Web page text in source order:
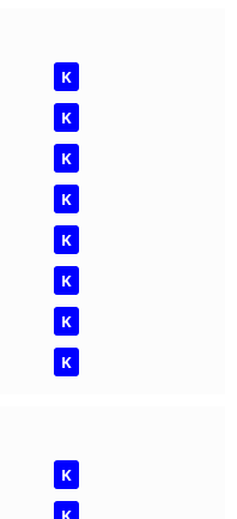
K
K
K
K
K
K
K
K
K